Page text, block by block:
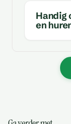
Handig
en